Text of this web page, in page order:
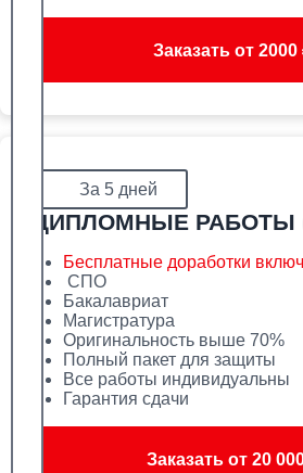
Заказать от 2000
За 5 дней
ДИПЛОМНЫЕ РАБОТЫ
Бесплатные доработки
СПО
Бакалавриат
Магистратура
Оригинальность выше 70%
Полный пакет для защиты
Все работы индивидуальны
Гарантия сдачи
Заказать от 20